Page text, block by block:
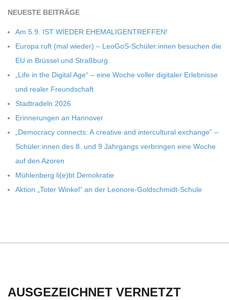
NEU­ESTE BEITRÄGE
Am 5.9. IST WIEDER EHEMALIGENTREFFEN!
Europa ruft (mal wie­der) – LeoGoS-Schüler:innen besu­chen die
EU in Brüs­sel und Straßburg
„Life in the Digi­tal Age“ – eine Woche vol­ler digi­ta­ler Erleb­nisse
und rea­ler Freundschaft
Stadt­ra­deln 2026
Erin­ne­run­gen an Hannover
„Demo­cracy con­nects: A crea­tive and inter­cul­tu­ral exch­ange” –
Schüler:innen des 8. und 9 Jahr­gangs ver­brin­gen eine Woche
auf den Azoren
Müh­len­berg li(e)bt Demokratie
Aktion „Toter Win­kel“ an der Leonore-Goldschmidt-Schule
AUSGEZEICHNET VERNETZT